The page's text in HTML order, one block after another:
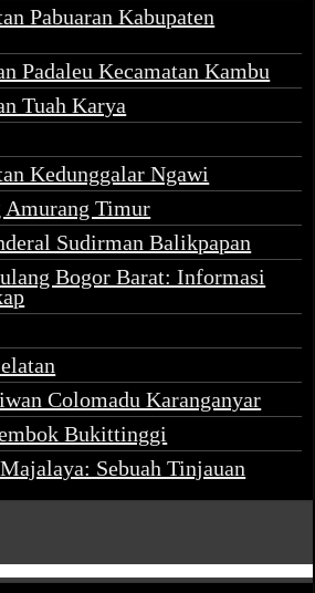
Pabuaran Kabupaten
Padaleu Kecamatan Kambu
Tuah Karya
Kedunggalar Ngawi
Amurang Timur
Sudirman Balikpapan
Bogor Barat: Informasi
Colomadu Karanganyar
Bukittinggi
Sebuah Tinjauan